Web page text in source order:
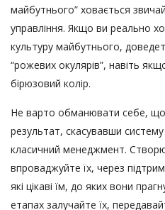
майбутнього” ховається
управління. Якщо ви реально
культуру майбутнього,
“рожевих окулярів”, навіть
бірюзовий колір.
Не варто обманювати себе,
результат, скасувавши систему
класичний менеджмент.
впроваджуйте їх, через
які цікаві їм, до яких вони
етапах залучайте їх,